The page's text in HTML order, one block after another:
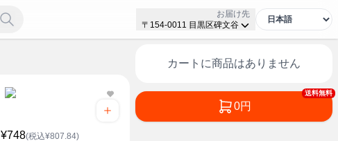
お届け先
〒154-0011 目黒区碑文谷
¥748(税込¥807.84)
カートに商品はありません
送料無料
0円